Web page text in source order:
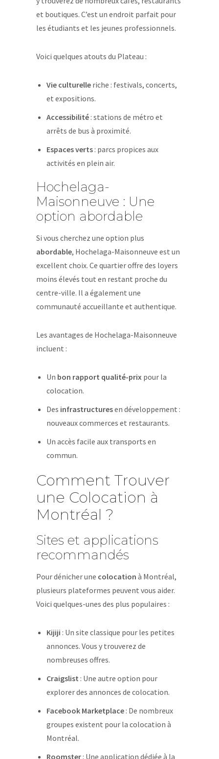
et boutiques. C’est un endroit parfait pour
les étudiants et les jeunes professionnels.
Voici quelques atouts du Plateau :
Vie culturelleriche : festivals, concerts,
et expositions.
Accessibilité: stations de métro et
arrêts de bus à proximité.
Espaces verts: parcs propices aux
activités en plein air.
Hochelaga-
Maisonneuve : Une
option abordable
Si vous cherchez une option plus
abordable, Hochelaga-Maisonneuve est un
excellent choix. Ce quartier offre des loyers
moins élevés tout en restant proche du
centre-ville. Il a également une
communauté accueillante et authentique.
Les avantages de Hochelaga-Maisonneuve
incluent :
Un bon rapport qualité-prixpour la
colocation.
Des infrastructuresen développement :
nouveaux commerces et restaurants.
Un accès facile aux transports en
commun.
Comment Trouver
une Colocation à
Montréal ?
Sites et applications
recommandés
Pour dénicher une colocation à Montréal,
plusieurs plateformes peuvent vous aider.
Voici quelques-unes des plus populaires :
Kijiji : Un site classique pour les petites
annonces. Vous y trouverez de
nombreuses offres.
Craigslist : Une autre option pour
explorer des annonces de colocation.
Facebook Marketplace: De nombreux
groupes existent pour la colocation à
Montréal.
Roomster: Une application dédiée à la